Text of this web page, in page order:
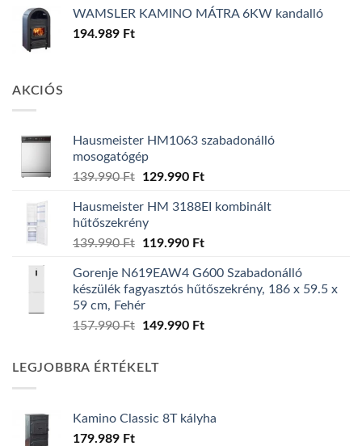
WAMSLER KAMINO MÁTRA 6KW kandalló
194.989 Ft
AKCIÓS
Hausmeister HM1063 szabadonálló
mosogatógép
139.990Ft
Original
was:
139.990 Ft.
129.990 FtCurrent
is:
Hausmeister HM 3188EI kombinált
hűtőszekrény
139.990Ft
Original
was:
139.990 Ft.
119.990 FtCurrent
is:
119.990 Ft.
Gorenje N619EAW4 G600 Szabadonálló
készülék fagyasztós hűtőszekrény, 186 x 59.5 x
59 cm, Fehér
157.990Ft
Original
157.990 Ft.
149.990 FtCurrent
LEGJOBBRA ÉRTÉKELT
Kamino Classic 8T kályha
179.989 Ft